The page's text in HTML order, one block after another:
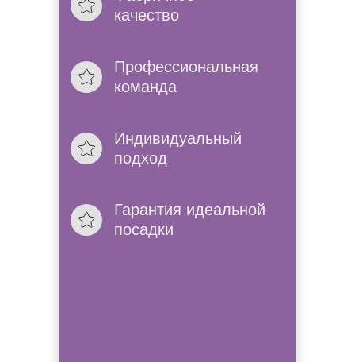
в нашем салоне.
К нам можно
качество
Профессиональная
команда
Индивидуальный
подход
Гарантия идеальной
посадки